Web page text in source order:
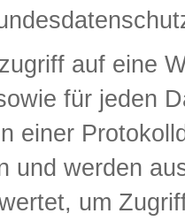
auf eine
für jeden
einer
und werden
um